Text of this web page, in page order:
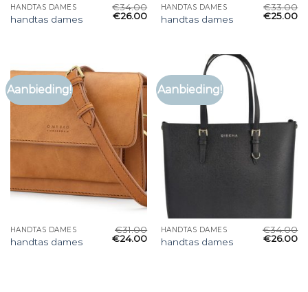
HANDTAS DAMES
handtas dames
€34.00
€26.00
HANDTAS DAMES
handtas dames
€33.00
€25.00
Aanbieding!
HANDTAS DAMES
handtas dames
€31.00
€24.00
Aanbieding!
HANDTAS DAMES
handtas dames
€34.00
€26.00